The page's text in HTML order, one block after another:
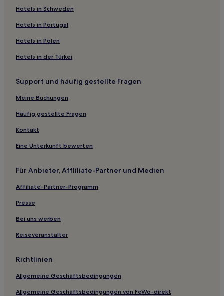
Parkgate Hotels
Halewood: Hotels
Hotels nahe Manley Mere
Hotels nahe Coronation Gardens
Hotels nahe Port Sunlight Museum
Frodsham Hotels
Whiston: Hotels
New Ferry: Hotels
Greasby: Hotels
Hotels nahe M&S Bank Arena
West Kirby: Hotels
Hotels nahe Cunard Building
Bootle Hotels
Hotels nahe Skate Academy
Hotels nahe West Kirby Museum
Gasthöfe in Manchester
Gasthäuser in Manchester
Hotels in Schweden
Hotels in Portugal
Hotels in Polen
Hotels in der Türkei
Support und häufig gestellte Fragen
Meine Buchungen
Häufig gestellte Fragen
Kontakt
Eine Unterkunft bewerten
Für Anbieter, Affliliate-Partner und Medien
Affiliate-Partner-Programm
Presse
Bei uns werben
Reiseveranstalter
Richtlinien
Allgemeine Geschäftsbedingungen
Allgemeine Geschäftsbedingungen von FeWo-direkt